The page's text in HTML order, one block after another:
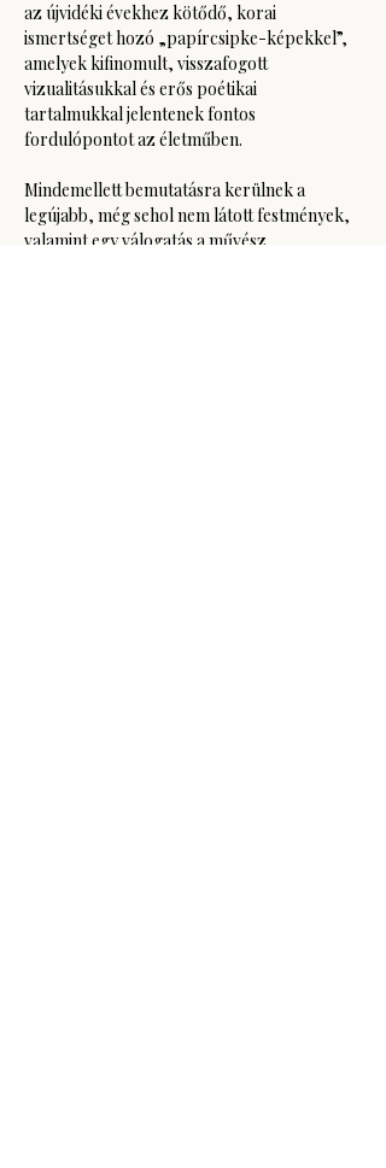
az újvidéki évekhez kötődő, korai
ismertséget hozó „papírcsipke-képekkel”,
amelyek kifinomult, visszafogott
vizualitásukkal és erős poétikai
tartalmukkal jelentenek fontos
fordulópontot az életműben.
Mindemellett bemutatásra kerülnek a
legújabb, még sehol nem látott festmények,
valamint egy válogatás a művész…